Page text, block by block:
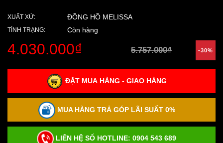
XUẤT XỨ: ĐỒNG HỒ MELISSA
TÌNH TRẠNG: Còn hàng
4.030.000₫ 5.757.000₫ -30%
ĐẶT MUA HÀNG - GIAO HÀNG
MUA HÀNG TRẢ GÓP LÃI SUẤT 0%
LIÊN HỆ SỐ HOTLINE: 0904 543 689